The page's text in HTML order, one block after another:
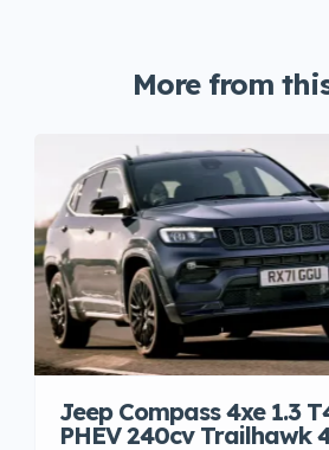
More from
Jeep Compass 4xe 1.3
PHEV 240cv Trailhawk